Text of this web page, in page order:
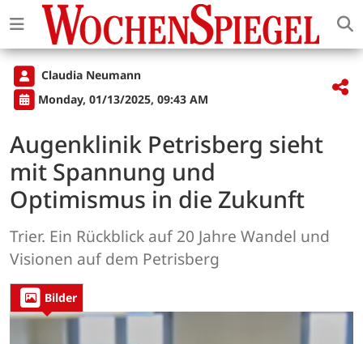
Claudia Neumann
Monday, 01/13/2025, 09:43 AM
Augenklinik Petrisberg sieht
mit Spannung und
Optimismus in die Zukunft
Trier. Ein Rückblick auf 20 Jahre Wandel und
Visionen auf dem Petrisberg
Bilder